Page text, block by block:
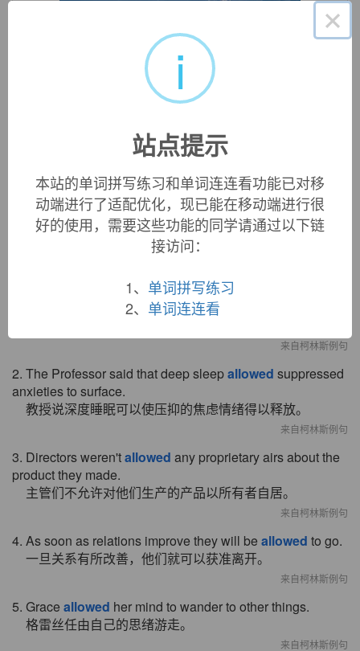
/ 3
15c., "permitted," past participle adjective fromallow.
to do whatever I wanted with my life.
来自柯林斯例句
2. The Professor said that deep sleepallowed suppressed
anxieties to surface.
教授说深度睡眠可以使压抑的焦虑情绪得以释放。
来自柯林斯例句
3. Directors weren'tallowed any proprietary airs about the
product they made.
主管们不允许对他们生产的产品以所有者自居。
来自柯林斯例句
4. As soon as relations improve they will be allowed to go.
一旦关系有所改善，他们就可以获准离开。
来自柯林斯例句
5. Grace allowed her mind to wander to other things.
格雷丝任由自己的思绪游走。
来自柯林斯例句
×
i
站点提示
本站的单词拼写练习和单词连连看功能已对移
动端进行了适配优化，现已能在移动端进行很
好的使用，需要这些功能的同学请通过以下链
接访问：
1、 单词拼写练习
2、 单词连连看